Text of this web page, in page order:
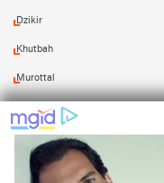
Dzikir
Khutbah
Murottal
Shalawat